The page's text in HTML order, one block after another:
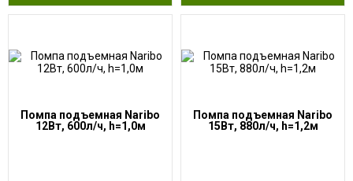
Помпа подъемная Naribo
12Вт, 600л/ч, h=1,0м
Помпа подъемная Naribo
15Вт, 880л/ч, h=1,2м